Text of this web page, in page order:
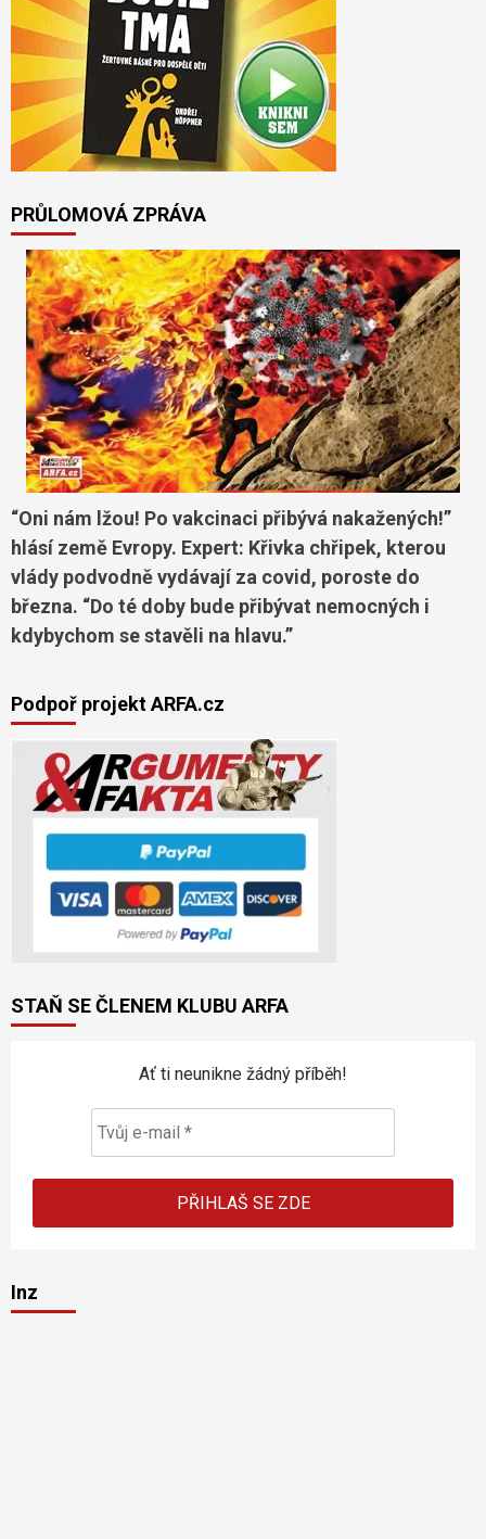
PRŮLOMOVÁ ZPRÁVA
“Oni nám lžou! Po vakcinaci přibývá nakažených!”
hlásí země Evropy. Expert: Křivka chřipek, kterou
vlády podvodně vydávají za covid, poroste do
března. “Do té doby bude přibývat nemocných i
kdybychom se stavěli na hlavu.”
Podpoř projekt ARFA.cz
STAŇ SE ČLENEM KLUBU ARFA
Ať ti neunikne žádný příběh!
Inz